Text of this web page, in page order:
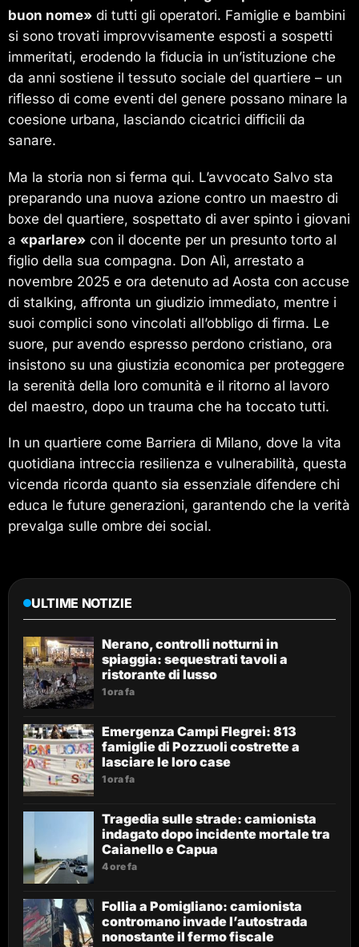
buon nome» di tutti gli operatori. Famiglie e bambini
si sono trovati improvvisamente esposti a sospetti
immeritati, erodendo la fiducia in un’istituzione che
da anni sostiene il tessuto sociale del quartiere – un
riflesso di come eventi del genere possano minare la
coesione urbana, lasciando cicatrici difficili da
sanare.
Ma la storia non si ferma qui. L’avvocato Salvo sta
preparando una nuova azione contro un maestro di
boxe del quartiere, sospettato di aver spinto i giovani
a «parlare» con il docente per un presunto torto al
figlio della sua compagna. Don Alì, arrestato a
novembre 2025 e ora detenuto ad Aosta con accuse
di stalking, affronta un giudizio immediato, mentre i
suoi complici sono vincolati all’obbligo di firma. Le
suore, pur avendo espresso perdono cristiano, ora
insistono su una giustizia economica per proteggere
la serenità della loro comunità e il ritorno al lavoro
del maestro, dopo un trauma che ha toccato tutti.
In un quartiere come Barriera di Milano, dove la vita
quotidiana intreccia resilienza e vulnerabilità, questa
vicenda ricorda quanto sia essenziale difendere chi
educa le future generazioni, garantendo che la verità
prevalga sulle ombre dei social.
ULTIME NOTIZIE
Nerano, controlli notturni in
spiaggia: sequestrati tavoli a
ristorante di lusso
1 ora fa
Emergenza Campi Flegrei: 813
famiglie di Pozzuoli costrette a
lasciare le loro case
1 ora fa
Tragedia sulle strade: camionista
indagato dopo incidente mortale tra
Caianello e Capua
4 ore fa
Follia a Pomigliano: camionista
contromano invade l’autostrada
nonostante il fermo fiscale